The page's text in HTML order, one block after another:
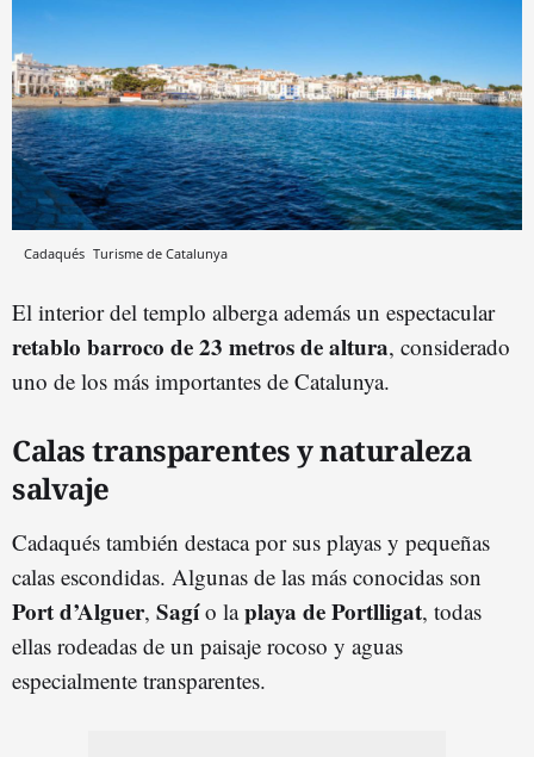
Cadaqués Turisme de Catalunya
El interior del templo alberga además un espectacular
retablo barroco de 23 metros de altura, considerado
uno de los más importantes de Catalunya.
Calas transparentes y naturaleza
salvaje
Cadaqués también destaca por sus playas y pequeñas
calas escondidas. Algunas de las más conocidas son
Port d’Alguer, Sagío laplaya de Portlligat, todas
ellas rodeadas de un paisaje rocoso y aguas
especialmente transparentes.